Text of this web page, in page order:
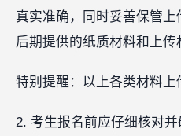
真实准确，同时妥善保管
后期提供的纸质材料和上传
特别提醒：以上各类材料上
2. 考生报名前应仔细核对